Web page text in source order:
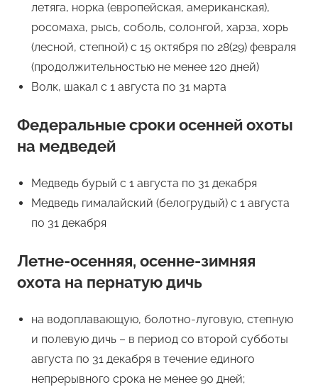
летяга, норка (европейская, американская),
росомаха, рысь, соболь, солонгой, харза, хорь
(лесной, степной) с 15 октября по 28(29) февраля
(продолжительностью не менее 120 дней)
Волк, шакал с 1 августа по 31 марта
Федеральные сроки осенней охоты
на медведей
Медведь бурый с 1 августа по 31 декабря
Медведь гималайский (белогрудый) с 1 августа
по 31 декабря
Летне-осенняя, осенне-зимняя
охота на пернатую дичь
на водоплавающую, болотно-луговую, степную
и полевую дичь – в период со второй субботы
августа по 31 декабря в течение единого
непрерывного срока не менее 90 дней;